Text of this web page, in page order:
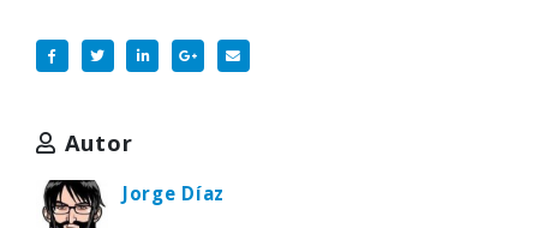
Autor
Jorge Díaz